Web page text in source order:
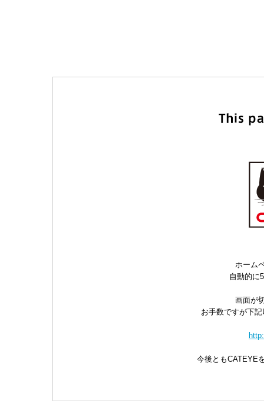
ホーム
自動的に
画面が
お手数ですが下
今後ともCATEYE